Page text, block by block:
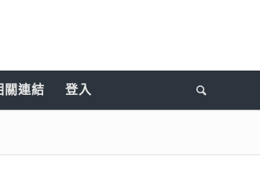
關連結 登入